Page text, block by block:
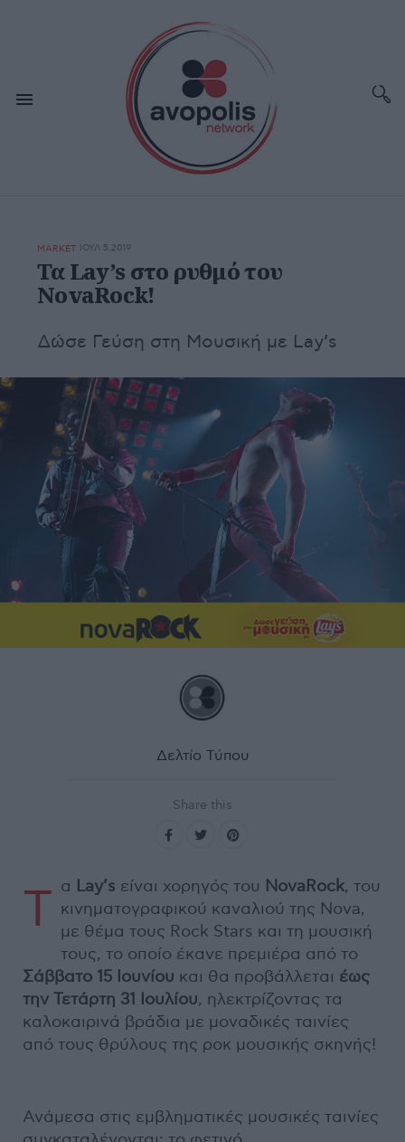
MARKET ΙΟΥΛ 5,2019
Τα Lay’s στο ρυθμό του
NovaRock!
Δώσε Γεύση στη Μουσική με Lay’s
Δελτίο Τύπου
Share this
Τ α Lay’s είναι χορηγός του NovaRock, του
κινηματογραφικού καναλιού της Nova,
με θέμα τους Rock Stars και τη μουσική
τους, το οποίο έκανε πρεμιέρα από το
Σάββατο 15 Ιουνίου και θα προβάλλεται έως
την Τετάρτη 31 Ιουλίου, ηλεκτρίζοντας τα
καλοκαιρινά βράδια με μοναδικές ταινίες
από τους θρύλους της ροκ μουσικής σκηνής!
Ανάμεσα στις εμβληματικές μουσικές ταινίες